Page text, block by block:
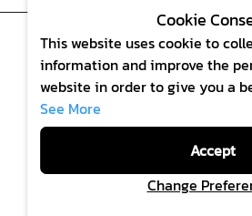
Cookie
This website uses cookie to
information and improve the
website in order to give you a
experience and offer products
your wish. By continuing to
without any adjustment, it is
accept our"Cookie Policy"
See More
Accept
Change